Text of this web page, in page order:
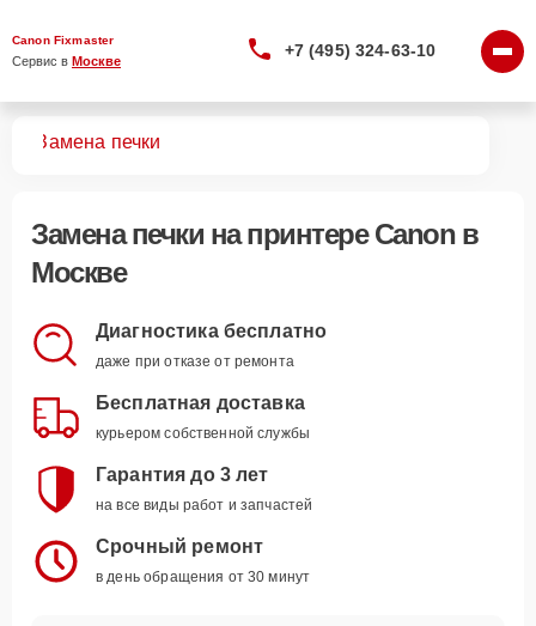
Canon Fixmaster
Сервис в Москве
+7 (495) 324-63-10
Замена печки
Замена печки на принтере Canon в
Москве
Диагностика бесплатно
даже при отказе от ремонта
Бесплатная доставка
курьером собственной службы
Гарантия до 3 лет
на все виды работ и запчастей
Срочный ремонт
в день обращения от 30 минут